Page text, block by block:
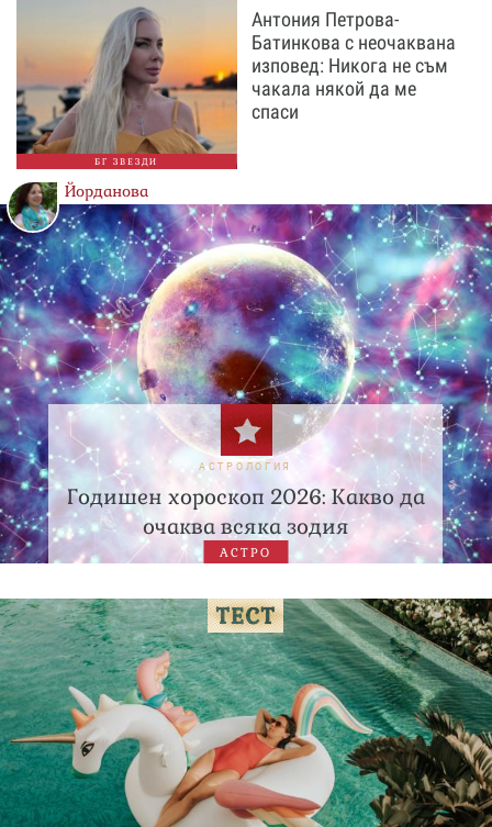
БГ ЗВЕЗДИ
Антония Петрова-
Батинкова с неочаквана
изповед: Никога не съм
чакала някой да ме
спаси
Йорданова
АСТРОЛОГИЯ
Годишен хороскоп 2026: Какво да
очаква всяка зодия
АСТРО